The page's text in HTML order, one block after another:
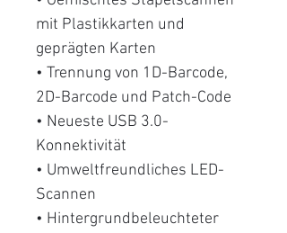
mit Plastikkarten und
geprägten Karten
• Trennung von 1D-Barcode,
2D-Barcode und Patch-Code
• Neueste USB 3.0-
Konnektivität
• Umweltfreundliches LED-
Scannen
• Hintergrundbeleuchteter